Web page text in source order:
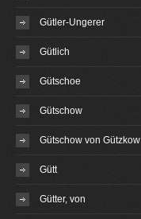
Gütler-Ungerer
Gütlich
Gütschoe
Gütschow
Gütschow von Gützkow
Gütt
Gütter, von